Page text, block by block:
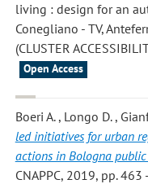
living : design for an
Conegliano - TV,
(CLUSTER
Open Access
Boeri A. , Longo D. ,
led initiatives for urban
actions in Bologna public
CNAPPC, 2019, pp.